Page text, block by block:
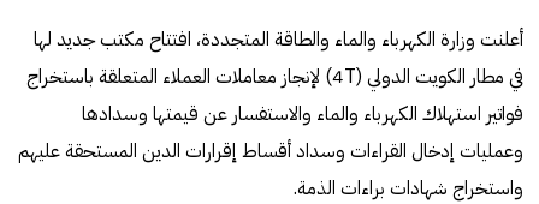
أعلنت وزارة الكهرباء والماء والطاقة المتجددة، افتتاح مكتب جديد لها
في مطار الكويت الدولي (4T) لإنجاز معاملات العملاء المتعلقة باستخراج
فواتير استهلاك الكهرباء والماء والاستفسار عن قيمتها وسدادها
وعمليات إدخال القراءات وسداد أقساط إقرارات الدين المستحقة عليهم
واستخراج شهادات براءات الذمة.